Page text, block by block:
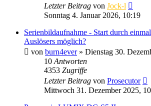
Letzter Beitrag von Jock-l
Sonntag 4. Januar 2026, 10:19
Serienbildaufnahme - Start durch
Auslösers möglich?
von burn4ever» Dienstag 30.
10 Antworten
4353 Zugriffe
Letzter Beitrag von Prosecutor
Mittwoch 31. Dezember 2025,